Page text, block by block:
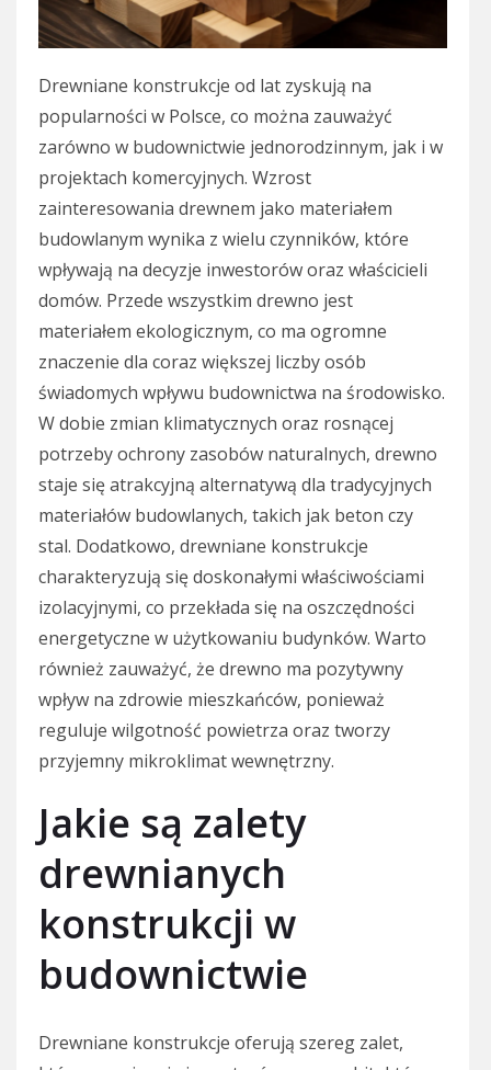
Drewniane konstrukcje od lat zyskują na
popularności w Polsce, co można zauważyć
zarówno w budownictwie jednorodzinnym, jak i w
projektach komercyjnych. Wzrost
zainteresowania drewnem jako materiałem
budowlanym wynika z wielu czynników, które
wpływają na decyzje inwestorów oraz właścicieli
domów. Przede wszystkim drewno jest
materiałem ekologicznym, co ma ogromne
znaczenie dla coraz większej liczby osób
świadomych wpływu budownictwa na środowisko.
W dobie zmian klimatycznych oraz rosnącej
potrzeby ochrony zasobów naturalnych, drewno
staje się atrakcyjną alternatywą dla tradycyjnych
materiałów budowlanych, takich jak beton czy
stal. Dodatkowo, drewniane konstrukcje
charakteryzują się doskonałymi właściwościami
izolacyjnymi, co przekłada się na oszczędności
energetyczne w użytkowaniu budynków. Warto
również zauważyć, że drewno ma pozytywny
wpływ na zdrowie mieszkańców, ponieważ
reguluje wilgotność powietrza oraz tworzy
przyjemny mikroklimat wewnętrzny.
Jakie są zalety
drewnianych
konstrukcji w
budownictwie
Drewniane konstrukcje oferują szereg zalet,